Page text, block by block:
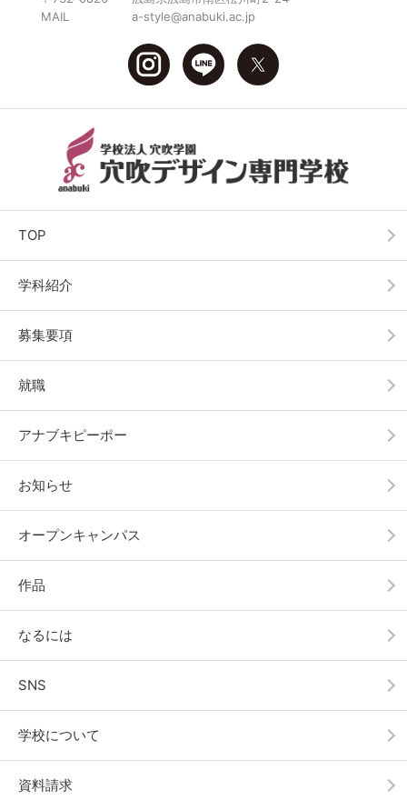
MAIL
a-style@anabuki.ac.jp
TOP
学科紹介
募集要項
就職
アナブキピーポー
お知らせ
オープンキャンパス
作品
なるには
SNS
学校について
資料請求